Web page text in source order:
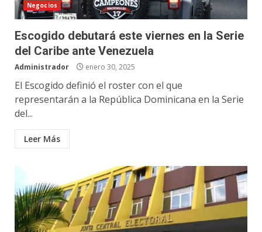
Negocios
Escogido debutará este viernes en la Serie
del Caribe ante Venezuela
Administrador enero 30, 2025
El Escogido definió el roster con el que
representarán a la República Dominicana en la Serie
del...
Leer Más